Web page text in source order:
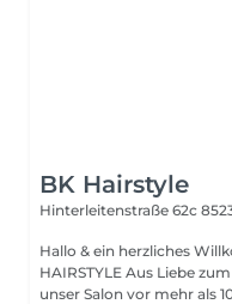
BK Hairstyle
Hinterleitenstraße 62c
Hallo & ein herzliches
HAIRSTYLE Aus Liebe zum Haar und Friseurberuf entstand
unser Salon vor mehr als